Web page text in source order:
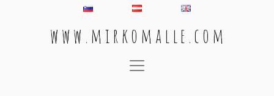
w w w . m i r k o m a l l e . c o m
Main Navigation